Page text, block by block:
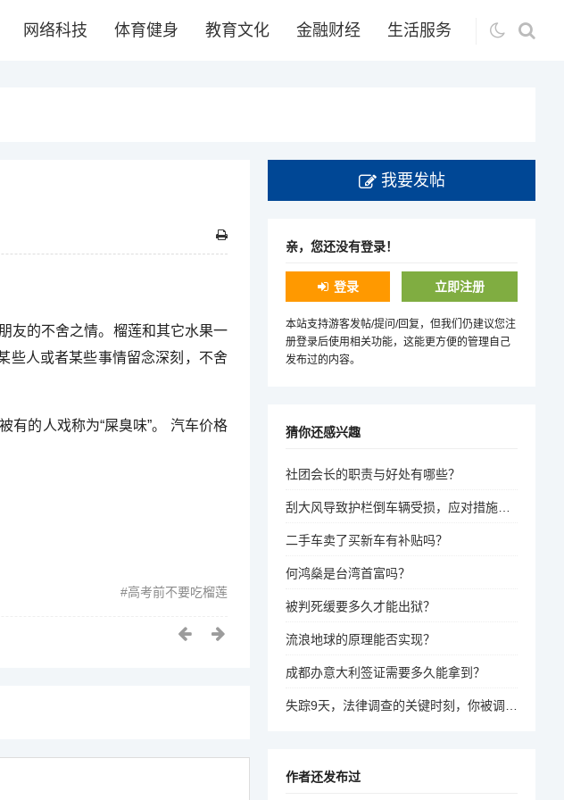
网络科技 体育健身 教育文化 金融财经 生活服务
友的不舍之情。榴莲和其它水果一
些人或者某些事情留念深刻，不舍
有的人戏称为“屎臭味”。 汽车价格
高考前不要吃榴莲
我要发帖
亲，您还没有登录！
登录 立即注册
本站支持游客发帖/提问/回复，但我们仍建议您注
册登录后使用相关功能，这能更方便的管理自己
发布过的内容。
猜你还感兴趣
社团会长的职责与好处有哪些？
刮大风导致护栏倒车辆受损，应对措施是什么？
二手车卖了买新车有补贴吗？
何鸿燊是台湾首富吗？
被判死缓要多久才能出狱？
流浪地球的原理能否实现？
成都办意大利签证需要多久能拿到？
失踪9天，法律调查的关键时刻，你被调查意味着什么？
作者还发布过